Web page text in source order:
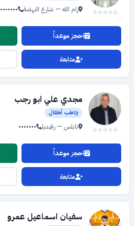
رام الله — شارع النهضة •••••••
احجز موعداً
متابعة
مجدي علي ابو رجب
طب أطفال
نابلس — رفيديا •••••••
احجز موعداً
متابعة
سفيان اسماعيل عمرو